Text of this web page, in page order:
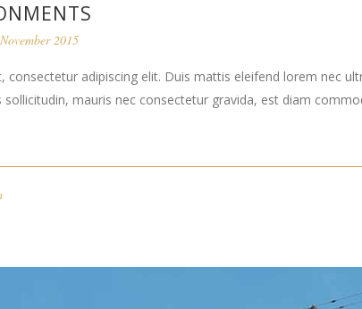
2015
adipiscing elit. Duis mattis eleifend lorem nec
sollicitudin, mauris nec consectetur gravida, est diam